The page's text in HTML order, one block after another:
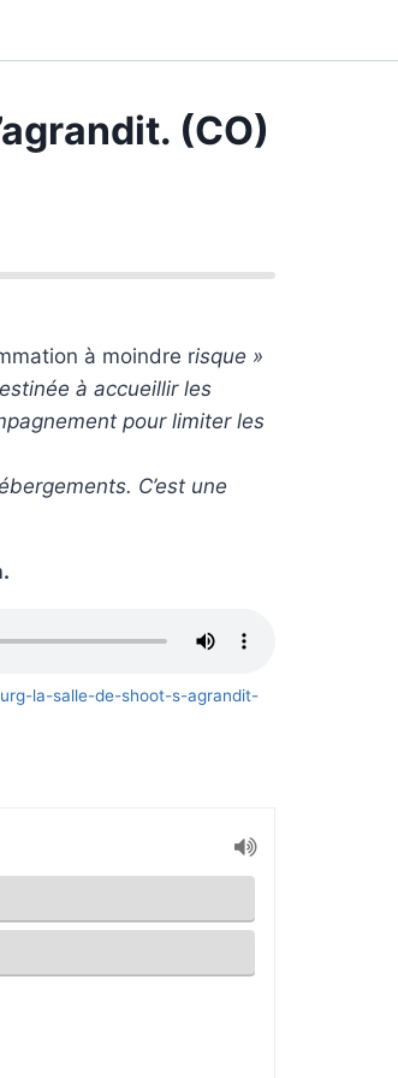
(CO)
à moindre risque »
à accueillir les
pour limiter les
C’est une
la-salle-de-shoot-s-agrandit-